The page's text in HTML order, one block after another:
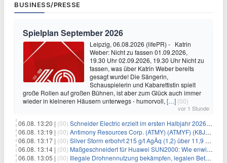
BUSINESS/PRESSE
Spielplan September 2026
Leipzig, 06.08.2026 (lifePR) - Katrin
Weber: Nicht zu fassen 01.09.2026,
19.30 Uhr 02.09.2026, 19.30 Uhr Nicht zu
fassen, was über Katrin Weber bereits
gesagt wurde! Die Sängerin,
Schauspielerin und Kabarettistin spielt
große Rollen auf großen Bühnen, ist aber zum Glück auch immer
wieder in kleineren Häusern unterwegs - humorvoll, […] (00)
vor 1 Stunde
06.08. 13:20 | (00) Schneider Electric erzielt im ersten Halbjahr 2026 starke Fortschritte bei der Umsetzung seiner Nachhaltigkeits-Roadmap Impact 2030
06.08. 13:19 | (00) Antimony Resources Corp. (ATMY) (ATMYF) (K8J0) berichtet über Analyseergebnisse aus den jüngsten Bohrungen in der Main Zone – Bald Hill, einschließlich Gehalten von 13,0 % Antimon (Sb) über 0,65 Meter (m) in BH-26-16 in einer Zone mit 3,29 % Sb über 3,05
06.08. 13:17 | (00) Silver Storm erbohrt 215 g/t AgÄq (1,2) über 11,9 m und 200 g/t AgÄq über 15,4 m in der Zone Rosarios
06.08. 13:14 | (00) Maßgeschneidert für Huawei SUN2000: Wie enwitec mit dem SolarConnect SUN 2000 Gewerbe-Installationen beschleunigt
06.08. 13:05 | (00) Illegale Drohnennutzung bekämpfen, legalen Betrieb ermöglichen